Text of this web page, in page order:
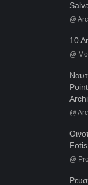
@
10
@
@
@